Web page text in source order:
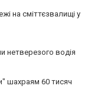
на сміттєзвалищі у
нетверезого водія
шахраям 60 тисяч